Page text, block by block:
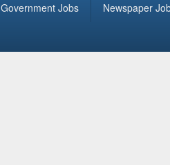
Government Jobs Newspaper